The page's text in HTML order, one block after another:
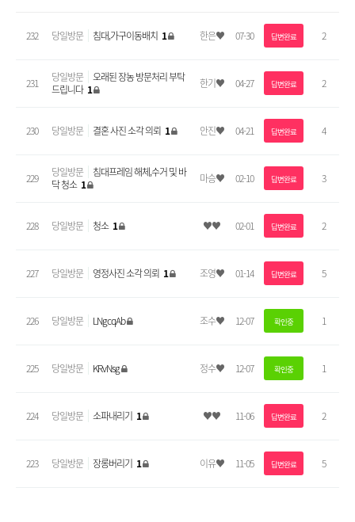
232 당일방문 침대,가구이동배치 1 한은♥ 07-30 답변완료 2
231 당일방문
오래된 장농 방문처리 부탁
드립니다 1 한기♥ 04-27 답변완료 2
230 당일방문 결혼 사진 소각 의뢰 1 안진♥ 04-21 답변완료 4
229 당일방문
침대프레임 해체,수거 및 바
닥 청소 1 마승♥ 02-10 답변완료 3
228 당일방문 청소 1 ♥♥ 02-01 답변완료 2
227 당일방문 영정사진 소각 의뢰 1 조영♥ 01-14 답변완료 5
226 당일방문 LNgcqAb 조수♥ 12-07 확인중 1
225 당일방문 KRvNsg 정수♥ 12-07 확인중 1
224 당일방문 소파내리기 1 ♥♥ 11-06 답변완료 2
223 당일방문 장롱버리기 1 이유♥ 11-05 답변완료 5